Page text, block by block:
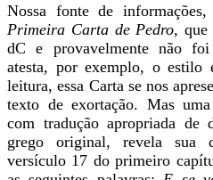
Nossa fonte de
Primeira Carta de Pedro,que
dC e provavelmente não
atesta, por exemplo, o estilo
leitura, essa Carta se nos
texto de exortação. Mas
com tradução apropriada de
grego original, revela sua
versículo 17 do primeiro